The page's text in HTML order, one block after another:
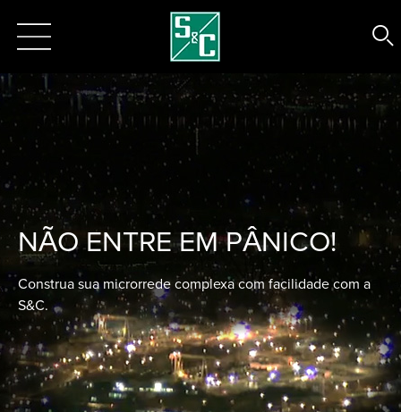
NÃO ENTRE EM PÂNICO!
Construa sua microrrede complexa com facilidade com a
S&C.